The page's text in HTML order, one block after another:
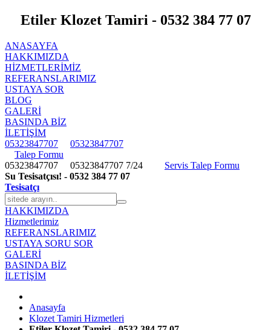
Etiler Klozet Tamiri - 0532 384 77 07
ANASAYFA
HAKKIMIZDA
HIZMETLERIMIZ
REFERANSLARIMIZ
USTAYA SOR
BLOG
GALERİ
BASINDA BİZ
İLETİŞİM
05323847707
05323847707
Talep Formu
05323847707 05323847707 7/24
Servis Talep Formu
Su Tesisatçısı! - 0532 384 77 07
Tesisatçı
HAKKIMIZDA
Hizmetlerimiz
REFERANSLARIMIZ
USTAYA SORU SOR
GALERİ
BASINDA BİZ
İLETİŞİM
Anasayfa
Klozet Tamiri Hizmetleri